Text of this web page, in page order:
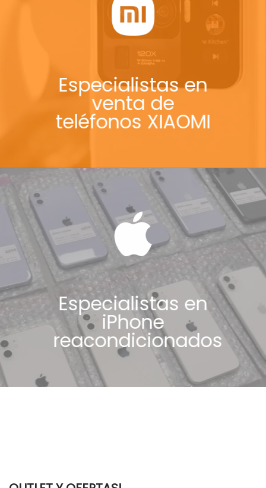
Especialistas en
venta de
teléfonos XIAOMI
Especialistas en
iPhone
reacondicionados